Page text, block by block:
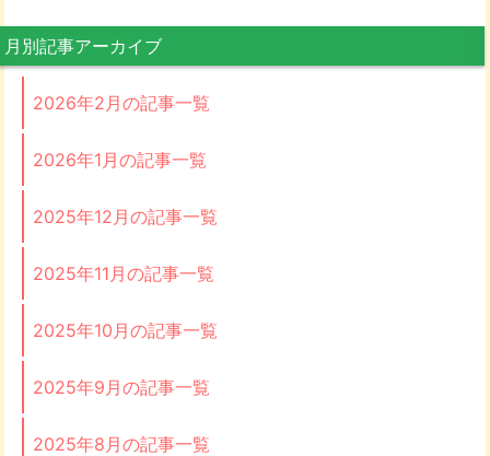
月別記事アーカイブ
2026年2月の記事一覧
2026年1月の記事一覧
2025年12月の記事一覧
2025年11月の記事一覧
2025年10月の記事一覧
2025年9月の記事一覧
2025年8月の記事一覧